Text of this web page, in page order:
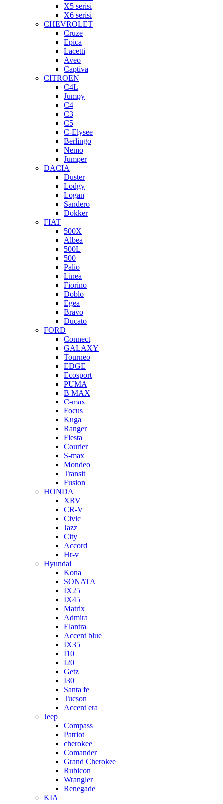
X5 serisi
X6 serisi
CHEVROLET
Cruze
Epica
Lacetti
Aveo
Captiva
CITROEN
C4L
Jumpy
C4
C3
C5
C-Elysee
Berlingo
Nemo
Jumper
DACIA
Duster
Lodgy
Logan
Sandero
Dokker
FIAT
500X
Albea
500L
500
Palio
Linea
Fiorino
Doblo
Egea
Bravo
Ducato
FORD
Connect
GALAXY
Tourneo
EDGE
Ecosport
PUMA
B MAX
C-max
Focus
Kuga
Ranger
Fiesta
Courier
S-max
Mondeo
Transit
Fusion
HONDA
XRV
CR-V
Civic
Jazz
City
Accord
Hr-v
Hyundai
Kona
SONATA
İX25
İX45
Matrix
Admira
Elantra
Accent blue
İX35
İ10
İ20
Getz
İ30
Santa fe
Tucson
Accent era
Jeep
Compass
Patriot
cherokee
Comander
Grand Cherokee
Rubicon
Wrangler
Renegade
KIA